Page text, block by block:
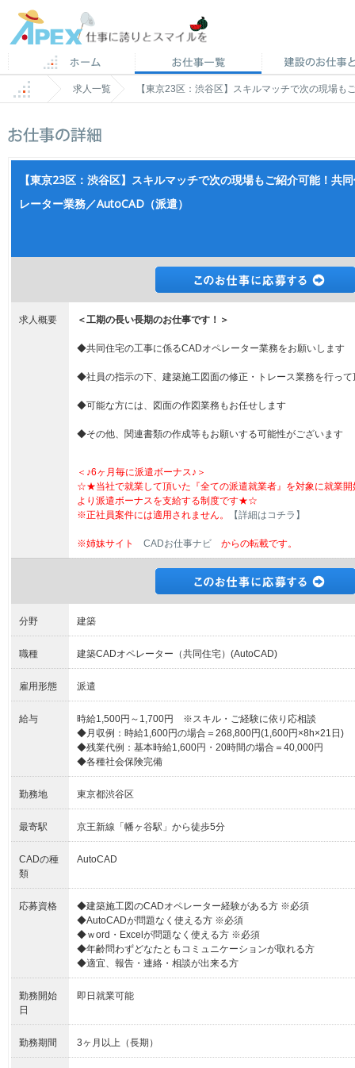
求人一覧 【東京23区：渋谷区】スキルマッチで次の現場
【東京23区：渋谷区】スキルマッチで次の現場もご紹介可能！共
レーター業務／AutoCAD（派遣）
求人概要 ＜工期の長い長期のお仕事です！＞
◆共同住宅の工事に係るCADオペレーター業務をお願いします
◆社員の指示の下、建築施工図面の修正・トレース業務を行って
◆可能な方には、図面の作図業務もお任せします
◆その他、関連書類の作成等もお願いする可能性がございます
＜♪6ヶ月毎に派遣ボーナス♪＞
☆★当社で就業して頂いた『全ての派遣就業者』を対象に就業開
より派遣ボーナスを支給する制度です★☆
※正社員案件には適用されません。
【詳細はコチラ】
※姉妹サイト CADお仕事ナビ からの転載です。
分野 建築
職種 建築CADオペレーター（共同住宅）(AutoCAD)
雇用形態 派遣
給与
時給1,500円～1,700円 ※スキル・ご経験に依り応相談
◆月収例：時給1,600円の場合＝268,800円(1,600円×8h×21日)
◆残業代例：基本時給1,600円・20時間の場合＝40,000円
◆各種社会保険完備
勤務地 東京都渋谷区
最寄駅 京王新線「幡ヶ谷駅」から徒歩5分
CADの種
類
AutoCAD
応募資格
◆建築施工図のCADオペレーター経験がある方 ※必須
◆AutoCADが問題なく使える方 ※必須
◆ｗord・Excelが問題なく使える方 ※必須
◆年齢問わずどなたともコミュニケーションが取れる方
◆適宜、報告・連絡・相談が出来る方
勤務開始
日
即日就業可能
勤務期間 3ヶ月以上（長期）